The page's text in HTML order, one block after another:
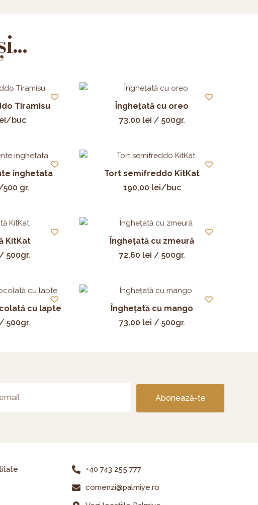
Tiramisu
/buc
Înghețată cu oreo
73,00 lei / 500gr.
inghetata
gr.
Tort semifreddo KitKat
190,00 lei/buc
KitKat
/ 500gr.
Înghețată cu zmeură
72,60 lei / 500gr.
cu lapte
/ 500gr.
Înghețată cu mango
73,00 lei / 500gr.
Abonează-te
+40 743 255 777
comenzi@palmiye.ro